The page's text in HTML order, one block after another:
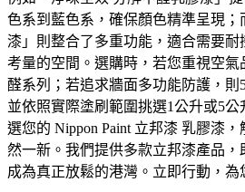
色系到藍色系，確保顏色精準呈現；
漆」則整合了多重功能，適合需要
考量的空間。選購時，若您重視空氣
醛系列；若追求牆面多功能防護，則
並依照實際塗刷範圍挑選1公升或5
選您的 Nippon Paint 立邦漆 乳膠漆
然一新。我們提供多款立邦漆產品
成為真正放鬆的港灣。立即行動，為